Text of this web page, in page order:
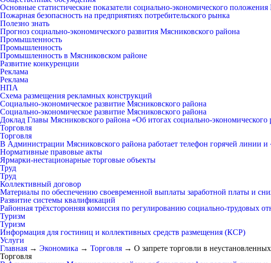
Основные статистические показатели социально-экономического
Пожарная безопасность на предприятиях потребительского рынка
Полезно знать
Прогноз социально-экономического развития Мясниковского района
Промышленность
Промышленность
Промышленность в Мясниковском районе
Развитие конкуренции
Реклама
Реклама
НПА
Схема размещения рекламных конструкций
Социально-экономическое развитие Мясниковского района
Социально-экономическое развитие Мясниковского района
Доклад Главы Мясниковского района «Об итогах социально-экономического
Торговля
Торговля
В Администрации Мясниковского района работает телефон горячей линии и
Нормативные правовые акты
Ярмарки-нестационарные торговые объекты
Труд
Труд
Коллективный договор
Материалы по обеспечению своевременной выплаты заработной платы и
Развитие системы квалификаций
Районная трёхсторонняя комиссия по регулированию социально-трудовых
Туризм
Туризм
Информация для гостиниц и коллективных средств размещения (КСР)
Услуги
Главная → Экономика → Торговля → О запрете торговли в
Торговля